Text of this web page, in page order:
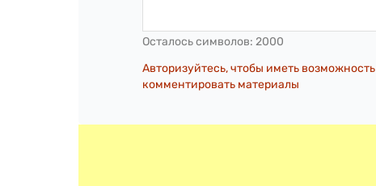
Осталось символов: 2000
Авторизуйтесь, чтобы иметь возможность
комментировать материалы